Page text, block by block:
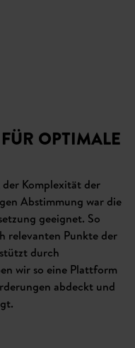
OPTIMALE
Komplexität der
Abstimmung war die
geeignet. So
relevanten Punkte der
durch
wir so eine Plattform
abdeckt und